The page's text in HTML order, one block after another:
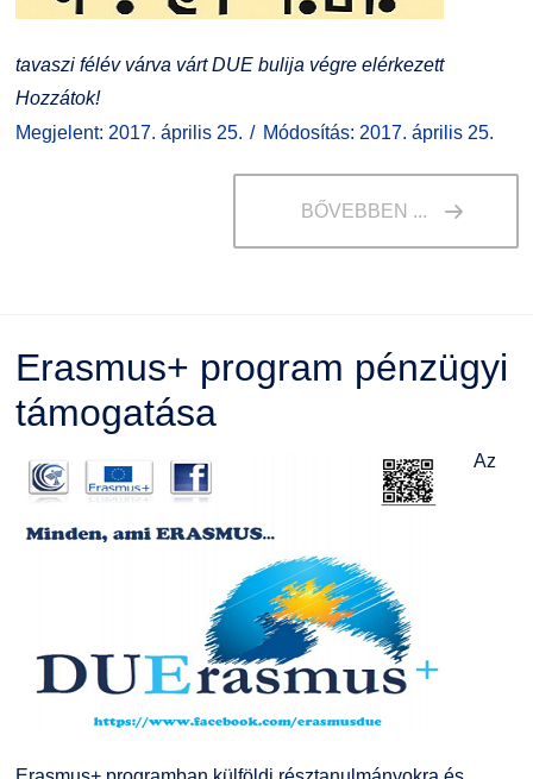
tavaszi félév várva várt DUE bulija végre elérkezett
Hozzátok!
Megjelent: 2017. április 25.
Módosítás: 2017. április 25.
BŐVEBBEN ...
Erasmus+ program pénzügyi
támogatása
Az